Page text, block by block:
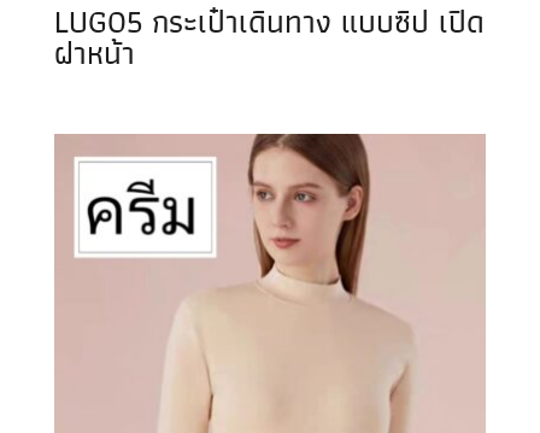
LUG05 กระเป๋าเดินทาง แบบซิป เปิด
ฝาหน้า